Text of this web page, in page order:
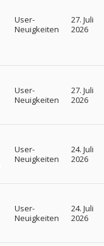
User-
Neuigkeiten
27. Juli
2026
User-
Neuigkeiten
27. Juli
2026
User-
Neuigkeiten
24. Juli
2026
User-
Neuigkeiten
24. Juli
2026